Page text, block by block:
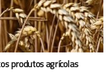
produtos agrícolas